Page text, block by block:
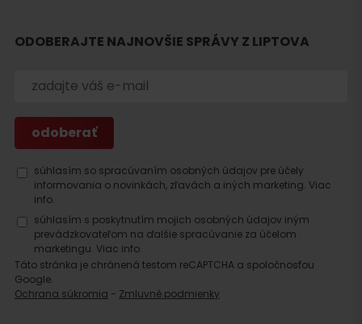
Hľadať
ODOBERAJTE NAJNOVŠIE SPRÁVY Z LIPTOVA
súhlasím so spracúvaním osobných údajov pre účely
informovania o novinkách, zľavách a iných marketing. Viac
info.
súhlasím s poskytnutím mojich osobných údajov iným
prevádzkovateľom na ďalšie spracúvanie za účelom
marketingu. Viac info.
Táto stránka je chránená testom reCAPTCHA a spoločnosťou
Google.
Ochrana súkromia - Zmluvné podmienky